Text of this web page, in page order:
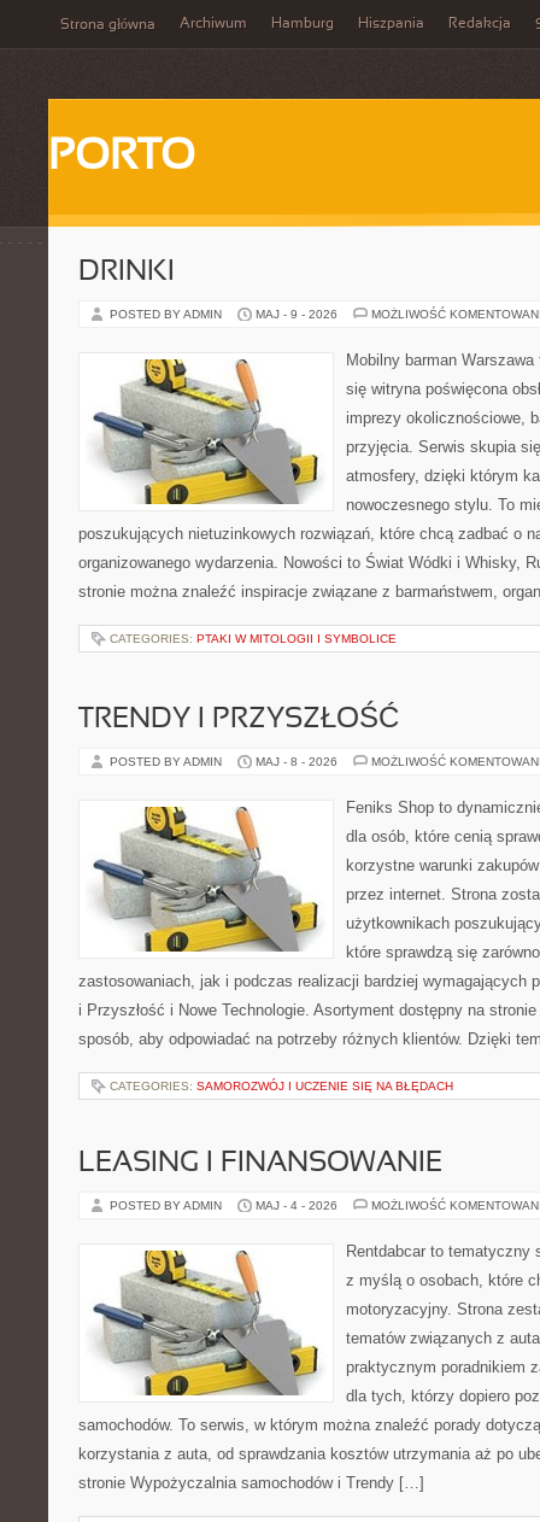
Strona główna Archiwum Hamburg Hiszpania Redakcja
PORTO
DRINKI
POSTED BY ADMIN MAJ - 9 - 2026 MOŻLIWOŚĆ
Mobilny barman
się witryna poświęcona
imprezy okolicznościowe,
przyjęcia. Serwis skupia
atmosfery, dzięki którym
nowoczesnego stylu. To
poszukujących nietuzinkowych rozwiązań, które chcą zadbać o
organizowanego wydarzenia. Nowości to Świat Wódki i Whisky,
stronie można znaleźć inspiracje związane z barmaństwem,
CATEGORIES: PTAKI W MITOLOGII I SYMBOLICE
TRENDY I PRZYSZŁOŚĆ
POSTED BY ADMIN MAJ - 8 - 2026 MOŻLIWOŚĆ
Feniks Shop to
dla osób, które cenią
korzystne warunki
przez internet. Strona
użytkownikach
które sprawdzą się
zastosowaniach, jak i podczas realizacji bardziej wymagających
i Przyszłość i Nowe Technologie. Asortyment dostępny na
sposób, aby odpowiadać na potrzeby różnych klientów. Dzięki
CATEGORIES: SAMOROZWÓJ I UCZENIE SIĘ NA BŁĘDACH
LEASING I FINANSOWANIE
POSTED BY ADMIN MAJ - 4 - 2026 MOŻLIWOŚĆ
Rentdabcar to tematyczny
z myślą o osobach, które
motoryzacyjny. Strona
tematów związanych z
praktycznym poradnikiem
dla tych, którzy dopiero
samochodów. To serwis, w którym można znaleźć porady
korzystania z auta, od sprawdzania kosztów utrzymania aż po
stronie Wypożyczalnia samochodów i Trendy […]